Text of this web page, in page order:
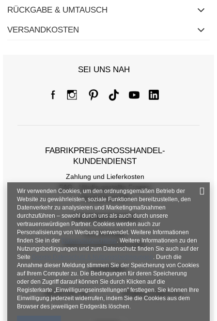
RÜCKGABE & UMTAUSCH
VERSANDKOSTEN
SEI UNS NAH
FABRIKPREIS-GROSSHANDEL-K
UNDENDIENST
Zahlung und Lieferkosten
FAQ - Häufig gestellte Fragen
Rückgabepolitik
INFORMATIONEN
Verordnungen
Datenschutzbestimmungen
KONTAKT
+48 601 547 740 hurt@factoryprice.eu
Wir verwenden Cookies, um den ordnungsgemäßen Betrieb der
Website zu gewährleisten, soziale Funktionen bereitzustellen, den
Datenverkehr zu analysieren und Marketingmaßnahmen
durchzuführen – sowohl durch uns als auch durch unsere
vertrauenswürdigen Partner. Cookies werden auch zur
Personalisierung von Werbung verwendet. Weitere Informationen
finden Sie in der
Datenschutzrichtlinie. Weitere Informationen zu den
Nutzungsbedingungen und zum Datenschutz finden Sie auch auf der
Seite
. Durch die
Annahme dieser Meldung stimmen Sie der Speicherung von Cookies
auf Ihrem Computer zu. Die Bedingungen für deren Speicherung
oder den Zugriff darauf können Sie durch Klicken auf die
Registerkarte „Einwilligungseinstellungen" festlegen. Sie können Ihre
Einwilligung jederzeit widerrufen, indem Sie die Cookies aus dem
Browser des jeweiligen Endgeräts löschen.